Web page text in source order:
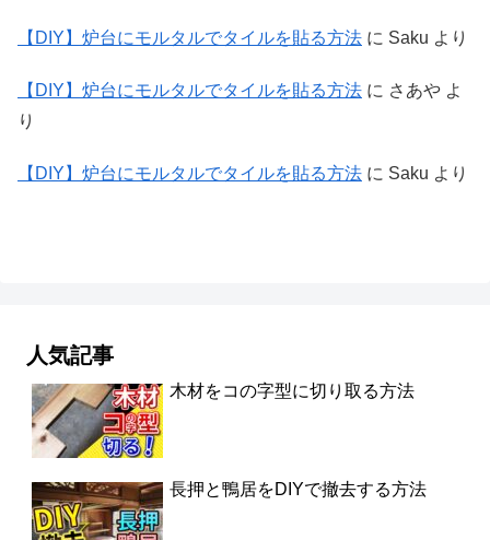
【DIY】炉台にモルタルでタイルを貼る方法 に Saku より
【DIY】炉台にモルタルでタイルを貼る方法 に さあや よ
り
【DIY】炉台にモルタルでタイルを貼る方法 に Saku より
人気記事
木材をコの字型に切り取る方法
長押と鴨居をDIYで撤去する方法